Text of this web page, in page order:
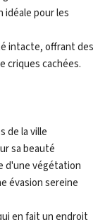
idéale pour les
intacte, offrant des
criques cachées.
de la ville
sa beauté
d'une végétation
évasion sereine
en fait un endroit